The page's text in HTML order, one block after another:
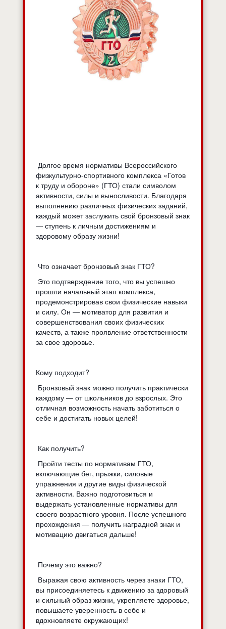
Долгое время нормативы Всероссийского
физкультурно-спортивного комплекса «Готов
к труду и обороне» (ГТО) стали символом
активности, силы и выносливости. Благодаря
выполнению различных физических заданий,
каждый может заслужить свой бронзовый знак
— ступень к личным достижениям и
здоровому образу жизни!
Что означает бронзовый знак ГТО?
Это подтверждение того, что вы успешно
прошли начальный этап комплекса,
продемонстрировав свои физические навыки
и силу. Он — мотиватор для развития и
совершенствования своих физических
качеств, а также проявление ответственности
за свое здоровье.
Кому подходит?
Бронзовый знак можно получить практически
каждому — от школьников до взрослых. Это
отличная возможность начать заботиться о
себе и достигать новых целей!
Как получить?
Пройти тесты по нормативам ГТО,
включающие бег, прыжки, силовые
упражнения и другие виды физической
активности. Важно подготовиться и
выдержать установленные нормативы для
своего возрастного уровня. После успешного
прохождения — получить наградной знак и
мотивацию двигаться дальше!
Почему это важно?
Выражая свою активность через знаки ГТО,
вы присоединяетесь к движению за здоровый
и сильный образ жизни, укрепляете здоровье,
повышаете уверенность в себе и
вдохновляете окружающих!